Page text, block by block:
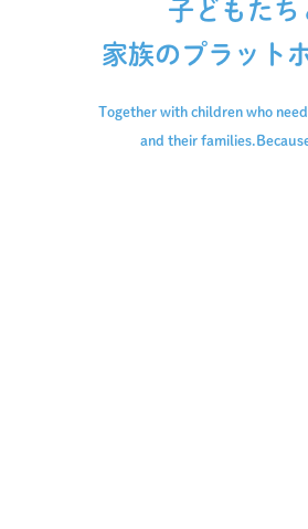
子どもたち
家族のプラット
Together with children who
and their families.